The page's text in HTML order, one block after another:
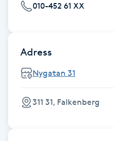
Fet hårbotten
Fettreducering
Fibromassage
010-452 61 XX
Adress
Nygatan 31
311 31, Falkenberg